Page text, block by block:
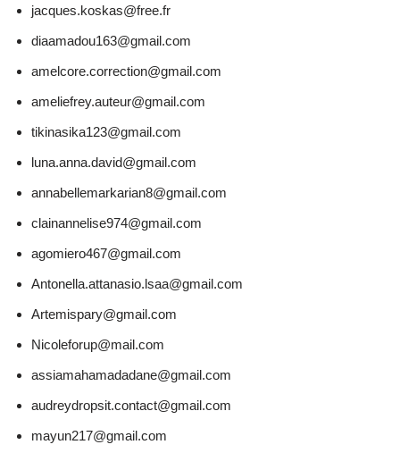
jacques.koskas@free.fr
diaamadou163@gmail.com
amelcore.correction@gmail.com
ameliefrey.auteur@gmail.com
tikinasika123@gmail.com
luna.anna.david@gmail.com
annabellemarkarian8@gmail.com
clainannelise974@gmail.com
agomiero467@gmail.com
Antonella.attanasio.lsaa@gmail.com
Artemispary@gmail.com
Nicoleforup@mail.com
assiamahamadadane@gmail.com
audreydropsit.contact@gmail.com
mayun217@gmail.com